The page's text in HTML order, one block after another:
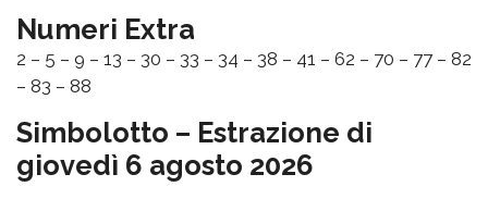
Numeri Extra
2 – 5 – 9 – 13 – 30 – 33 – 34 – 38 – 41 – 62 – 70 – 77 – 82
– 83 – 88
Simbolotto – Estrazione di
giovedì 6 agosto 2026